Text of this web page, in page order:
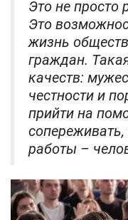
Это не просто
Это
жизнь
граждан.
качеств:
честности и
прийти на
работы –